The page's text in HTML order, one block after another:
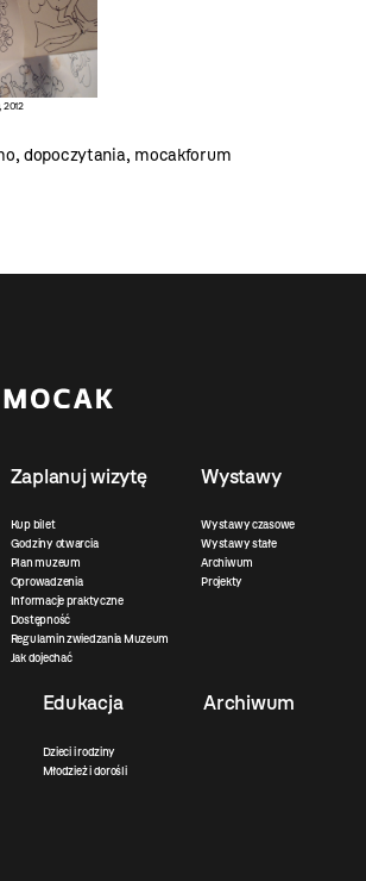
, 2012
, dopoczytania, mocakforum
Zaplanuj wizytę
Kup bilet
Godziny otwarcia
Plan muzeum
Oprowadzenia
Informacje praktyczne
Dostępność
Regulamin zwiedzania Muzeum
Jak dojechać
Wystawy
Wystawy czasowe
Wystawy stałe
Archiwum
Projekty
Edukacja
Dzieci i rodziny
Młodzież i dorośli
Archiwum